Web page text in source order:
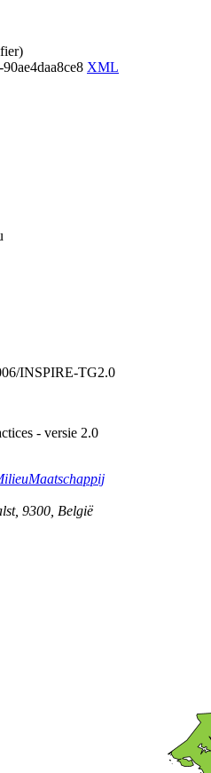
XML
INSPIRE-TG2.0
- versie 2.0
, 9300 België